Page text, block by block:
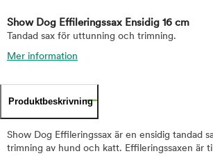
Show Dog Effileringssax Ensidig 16 cm
Tandad sax för uttunning och trimning.
Mer information
Produktbeskrivning
Show Dog Effileringssax är en ensidig tandad
trimning av hund och katt. Effileringssaxen är